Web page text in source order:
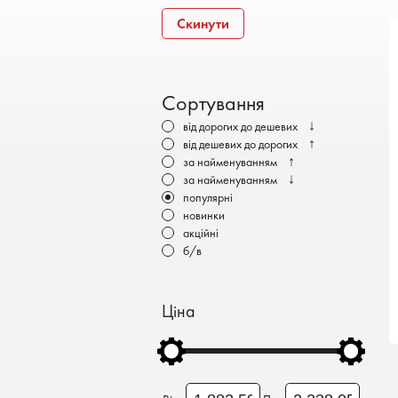
Електромобілі
Скинути
Сортування
від дорогих до дешевих ↓
від дешевих до дорогих ↑
за найменуванням ↑
за найменуванням ↓
популярні
новинки
акційні
б/в
Ціна